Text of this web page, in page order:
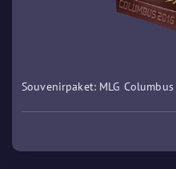
Souvenirpaket: MLG